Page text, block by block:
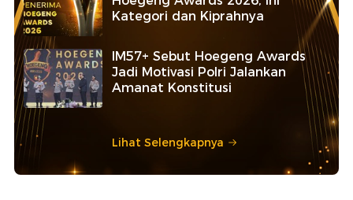
Kategori dan Kiprahnya
IM57+ Sebut Hoegeng Awards
Jadi Motivasi Polri Jalankan
Amanat Konstitusi
Lihat Selengkapnya